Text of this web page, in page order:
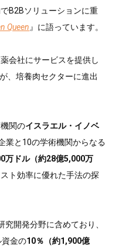
B2Bソリューションに重
Queen』に語っています。
会社にサービスを提供し
、培養肉セクターに進出
関のイスラエル・イノベ
業と10の学術機関からなる
万ドル（約28億5,000万
ト効率に優れた手法の探
開発分野に含めており、
金の10％（約1,900億